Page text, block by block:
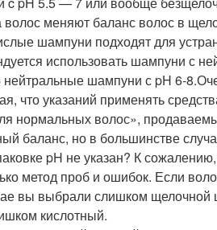
меняют баланс волос в
шампуни подходят для
использовать шампуни с
шампуни с pH 6-
что указаний применять
нормальных волос»,
баланс, но в большинстве
pH не указан? К
метод проб и ошибок. Если
вы выбрали слишком
кислотный.